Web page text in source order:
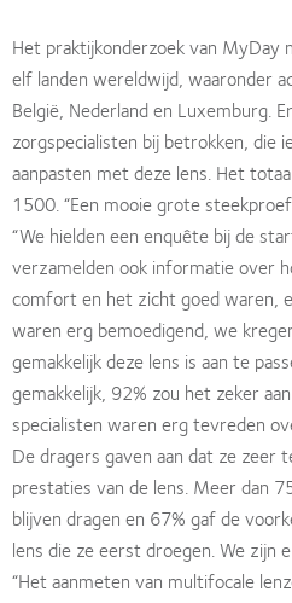
Het praktijkonderzoek van
elf landen wereldwijd, waaronder
België, Nederland en Luxemburg.
zorgspecialisten bij betrokken, die
aanpasten met deze lens. Het
1500. “Een mooie grote
“We hielden een enquête bij de
verzamelden ook informatie over
comfort en het zicht goed waren,
waren erg bemoedigend, we
gemakkelijk deze lens is aan te
gemakkelijk, 92% zou het zeker
specialisten waren erg tevreden
De dragers gaven aan dat ze zeer
prestaties van de lens. Meer dan
blijven dragen en 67% gaf de
lens die ze eerst droegen. We zijn
“Het aanmeten van multifocale